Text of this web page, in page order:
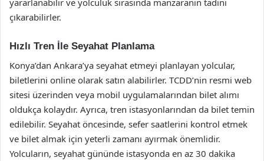
yararlanabilir ve yolculuk sırasında manzaranın tadını
çıkarabilirler.
Hızlı Tren İle Seyahat Planlama
Konya’dan Ankara’ya seyahat etmeyi planlayan yolcular,
biletlerini online olarak satın alabilirler. TCDD’nin resmi web
sitesi üzerinden veya mobil uygulamalarından bilet alımı
oldukça kolaydır. Ayrıca, tren istasyonlarından da bilet temin
edilebilir. Seyahat öncesinde, sefer saatlerini kontrol etmek
ve bilet almak için yeterli zamanı ayırmak önemlidir.
Yolcuların, seyahat gününde istasyonda en az 30 dakika